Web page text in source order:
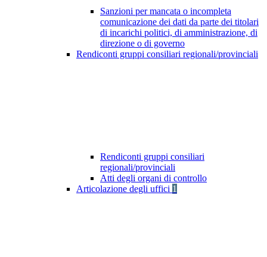
Sanzioni per mancata o incompleta
comunicazione dei dati da parte dei titolari
di incarichi politici, di amministrazione, di
direzione o di governo
Rendiconti gruppi consiliari regionali/provinciali
Rendiconti gruppi consiliari
regionali/provinciali
Atti degli organi di controllo
Articolazione degli uffici 1